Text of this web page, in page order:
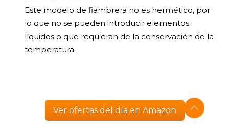
Este modelo de fiambrera no es hermético, por
lo que no se pueden introducir elementos
líquidos o que requieran de la conservación de la
temperatura.
Ver ofertas del día en Amazon